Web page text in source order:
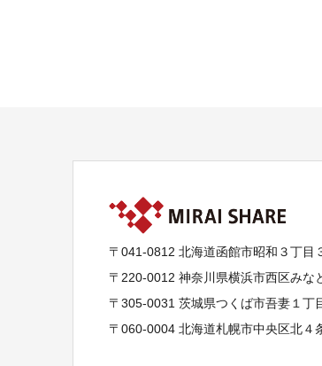
〒041-0812 北海道函館市昭和３丁目
〒220-0012 神奈川県横浜市西区みな
〒305-0031 茨城県つくば市吾妻１丁
〒060-0004 北海道札幌市中央区北４